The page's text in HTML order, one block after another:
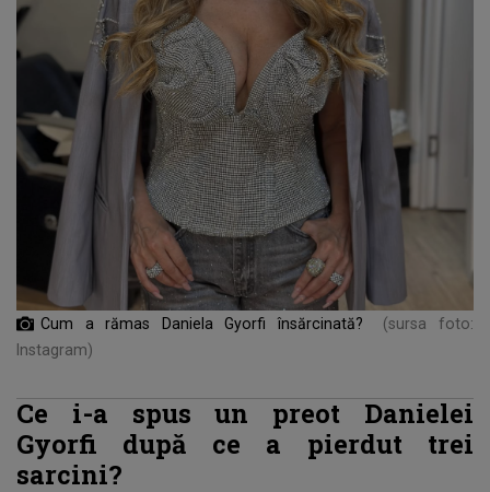
Cum a rămas Daniela Gyorfi însărcinată?
(sursa foto:
Instagram)
Ce i-a spus un preot Danielei
Gyorfi după ce a pierdut trei
sarcini?